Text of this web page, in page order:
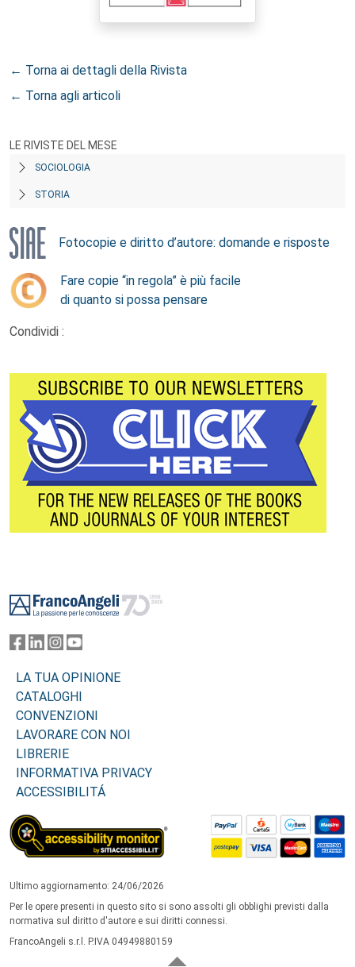
← Torna ai dettagli della Rivista
← Torna agli articoli
LE RIVISTE DEL MESE
SOCIOLOGIA
STORIA
Fotocopie e diritto d’autore: domande e risposte
Fare copie “in regola” è più facile
di quanto si possa pensare
Condividi :
LA TUA OPINIONE
CATALOGHI
CONVENZIONI
LAVORARE CON NOI
LIBRERIE
INFORMATIVA PRIVACY
ACCESSIBILITÁ
Ultimo aggiornamento: 24/06/2026
Per le opere presenti in questo sito si sono assolti gli obblighi previsti dalla
normativa sul diritto d'autore e sui diritti connessi.
FrancoAngeli s.r.l. P.IVA 04949880159